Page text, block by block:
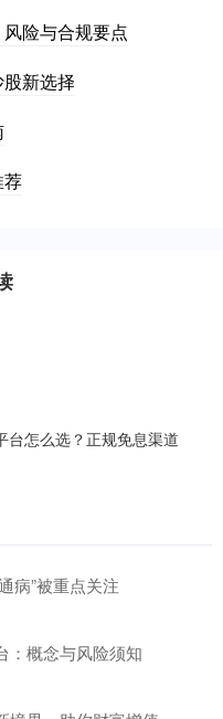
险与合规要点
新选择
荐
台怎么选？正规免息渠道
病”被重点关注
：概念与风险须知